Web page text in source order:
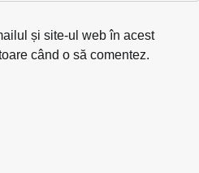
și site-ul web în acest
când o să comentez.